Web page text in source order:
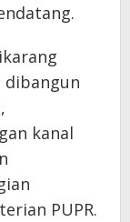
dibangun
kanal
PUPR.